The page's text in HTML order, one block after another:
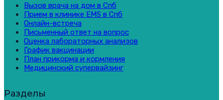
Вызов врача на дом в Спб
Прием в клинике EMS в Спб
Онлайн-встреча
Письменный ответ на вопрос
Оценка лабораторных анализов
График вакцинации
План прикорма и кормления
Медицинский супервайзинг
Разделы